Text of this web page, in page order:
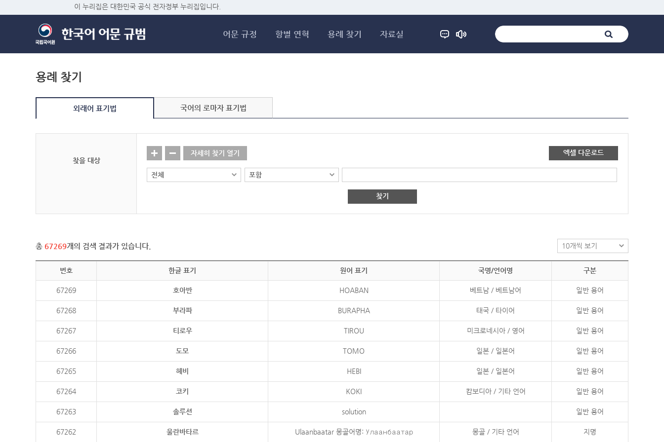
이 누리집은 대한민국 공식 전자정부 누리집입니다.
어문 규정 항별 연혁 용례 찾기 자료실
용례 찾기
외래어 표기법 국어의 로마자 표기법
찾을 대상
자세히 찾기 열기 엑셀 다운로드
찾기
총 67269개의 검색 결과가 있습니다.
번호 한글 표기 원어 표기 국명/언어명 구분
67269 호아반 HOABAN 베트남 / 베트남어 일반 용어
67268 부라파 BURAPHA 태국 / 타이어 일반 용어
67267 티로우 TIROU 미크로네시아 / 영어 일반 용어
67266 도모 TOMO 일본 / 일본어 일반 용어
67265 헤비 HEBI 일본 / 일본어 일반 용어
67264 코키 KOKI 캄보디아 / 기타 언어 일반 용어
67263 솔루션 solution 일반 용어
67262 울란바타르 Ulaanbaatar 몽골어명: Улаанбаатар 몽골 / 기타 언어 지명